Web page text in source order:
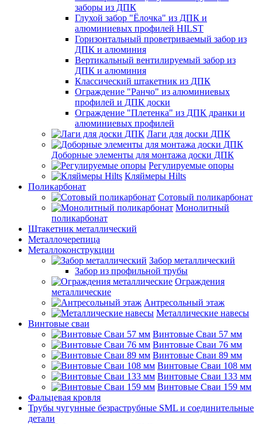
заборы из ДПК
Глухой забор "Ёлочка" из ДПК и
алюминиевых профилей HILST
Горизонтальный проветриваемый забор из
ДПК и алюминия
Вертикальный вентилируемый забор из
ДПК и алюминия
Классический штакетник из ДПК
Ограждение "Ранчо" из алюминиевых
профилей и ДПК доски
Ограждение "Плетенка" из ДПК дранки и
алюминиевых профилей
Лаги для доски ДПК
Доборные элементы для монтажа доски ДПК
Регулируемые опоры
Кляймеры Hilts
Поликарбонат
Сотовый поликарбонат
Монолитный
поликарбонат
Штакетник металлический
Металлочерепица
Металлоконструкции
Забор металлический
Забор из профильной трубы
Ограждения
металлические
Антресольный этаж
Металлические навесы
Винтовые сваи
Винтовые Сваи 57 мм
Винтовые Сваи 76 мм
Винтовые Сваи 89 мм
Винтовые Сваи 108 мм
Винтовые Сваи 133 мм
Винтовые Сваи 159 мм
Фальцевая кровля
Трубы чугунные безраструбные SML и соединительные
детали